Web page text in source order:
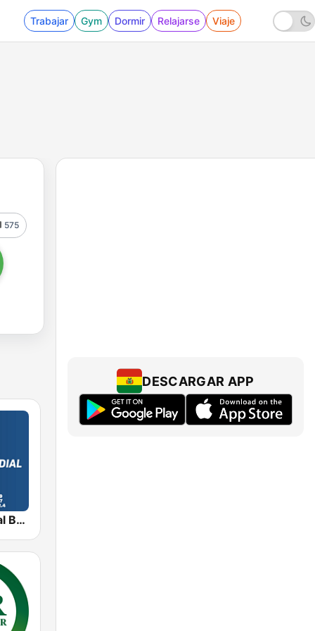
Trabajar Gym Dormir Relajarse Viaje
575
Radio Mundial Bolivia
DESCARGAR APP